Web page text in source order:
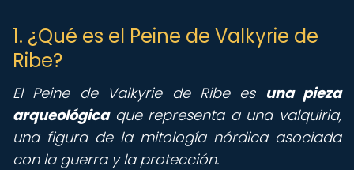
1. ¿Qué es el Peine de Valkyrie de
Ribe?
El Peine de Valkyrie de Ribe es una pieza
arqueológicaque representa a una valquiria,
una figura de la mitología nórdica asociada
con la guerra y la protección.